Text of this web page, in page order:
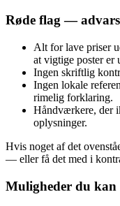
Røde flag —
Alt for lave priser
at vigtige poster er
Ingen skriftlig
Ingen lokale
rimelig forklaring.
Håndværkere, der
oplysninger.
Hvis noget af det
— eller få det med i
Muligheder du